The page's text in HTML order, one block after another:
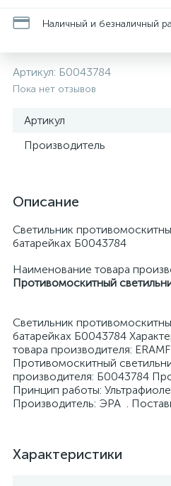
Наличный и безналичный
Артикул: Б0043784
Пока нет отзывов
Артикул
Производитель
Описание
Светильник
батарейках Б0043784
Наименование товара
Противомоскитный
Светильник
батарейках Б0043784
товара производителя:
Противомоскитный
производителя: Б0043784
Принцип работы:
Производитель: ЭРА .
Характеристики